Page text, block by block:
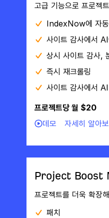
고급 기능으로 프로젝
IndexNow에 자
사이트 감사에서 AI
상시 사이트 감사,
즉시 재크롤링
사이트 감사에서
프로젝트당 월 $20
데모
자세히 알아
Project Boost
프로젝트를 더욱 확장
패치